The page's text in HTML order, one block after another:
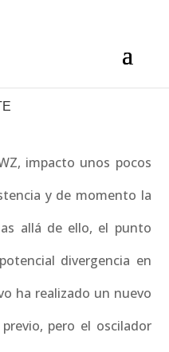
impacto unos pocos
y de momento la
allá de ello, el punto
divergencia en
ha realizado un nuevo
pero el oscilador